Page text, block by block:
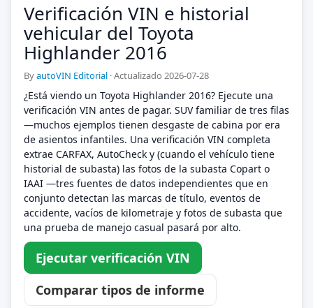
Verificación VIN e historial
vehicular del Toyota
Highlander 2016
ByautoVIN Editorial ·Actualizado 2026-07-28
¿Está viendo un Toyota Highlander 2016? Ejecute una
verificación VIN antes de pagar. SUV familiar de tres filas
—muchos ejemplos tienen desgaste de cabina por era
de asientos infantiles. Una verificación VIN completa
extrae CARFAX, AutoCheck y (cuando el vehículo tiene
historial de subasta) las fotos de la subasta Copart o
IAAI —tres fuentes de datos independientes que en
conjunto detectan las marcas de título, eventos de
accidente, vacíos de kilometraje y fotos de subasta que
una prueba de manejo casual pasará por alto.
Ejecutar verificación VIN
Comparar tipos de informe